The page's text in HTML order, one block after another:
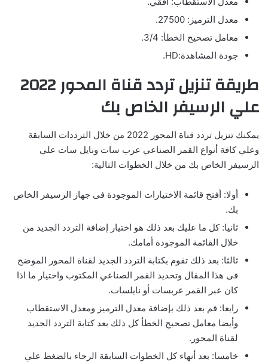
معدل الترميز: 27500.
معامل تصحيح الخطأ: 3/4.
جودة المشاهدة:HD.
طريقة تنزيل تردد قناة المحور 2022
علي الرسيفر الخاص بك
يمكنك تنزيل تردد قناة المحور 2022 من خلال الترددات السابقة
وعلي كافة أنواع القمر الصناعي عرب سات ونايل سات علي
الرسيفر الخاص بك من خلال الخطوات التالية:
أولا: أفتح قائمة الاختيارات الموجودة فى جهاز الرسيفر الخاص
بك.
ثانيا: كل ما عليك بعد ذلك هو اختيار إضافة التردد الجديد من
خلال القائمة الموجودة أمامك.
ثالثا: بعد ذلك تقوم بكتابة التردد الجديد لقناة المحور الموضح
فى هذا المقال وتحديد القمر الصناعي المكتوب واختيار ما اذا
كان عبر القمر عربسات أو نايلسات.
رابعا: قم بعد ذلك بإضافة معدل الترميز ومعدل الاستقطاب
وأيضا معامل تصحيح الخطأ كل ذلك بعد كتابة التردد الجديد
لقناة المحور.
خامسا: بعد أنهاء كل الخطوات السابقة الرجاء بالضغط علي